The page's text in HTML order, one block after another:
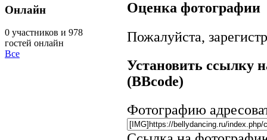
Оценка фотографии
Пожалуйста,
Установить ссылку
(BBcode)
Фотографию
Онлайн
0 участников и 978
гостей онлайн
Все